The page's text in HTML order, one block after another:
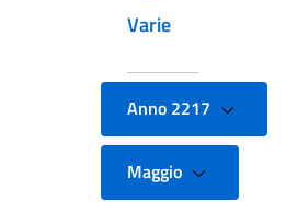
Varie
Anno 2217
Maggio